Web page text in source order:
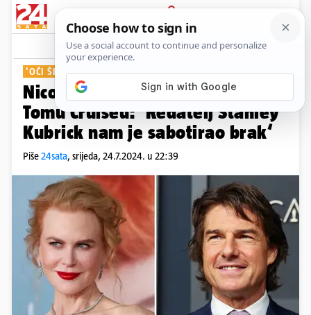
PRIJAVA
Show Komentari
'OČI ŠIROM ZATVORENE'
Nicole Kidman o bivšem mužu
Tomu Cruiseu: 'Redatelj Stanley
Kubrick nam je sabotirao brak‘
Piše24sata, srijeda, 24.7.2024. u 22:39